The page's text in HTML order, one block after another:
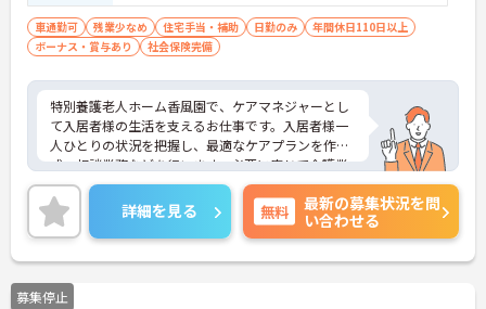
車通勤可 残業少なめ 住宅手当・補助 日勤のみ
年間休日110日以上
ボーナス・賞与あり
社会保険完備
特別養護老人ホーム香風園で、ケアマネジャーとし
て入居者様の生活を支えるお仕事です。入居者様一
人ひとりの状況を把握し、最適なケアプランを作
成、相談業務などを行います。必要に応じて介護業
務も担当していただきますので利用者様の様子も把
握しやすいです。 同施設では、職員の働きやすさを
重視しており、年間休日は120日以上、完全週休2日
制でプライベートも充実できます。賞与は4.2ヶ月分
支給、昇給もあり、頑張りはしっかり評価される環
境です。育児休暇、介護休暇、看護休暇の取得実績
もあり、ライフステージの変化にも柔軟に対応でき
詳細を見る 無料
最新の募集状況を問
い合わせる
募集停止